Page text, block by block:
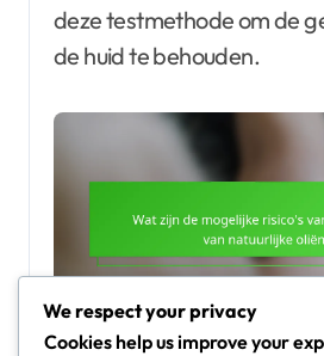
deze testmethode om de
de huid te behouden.
We respect your privacy
Cookies help us improve your